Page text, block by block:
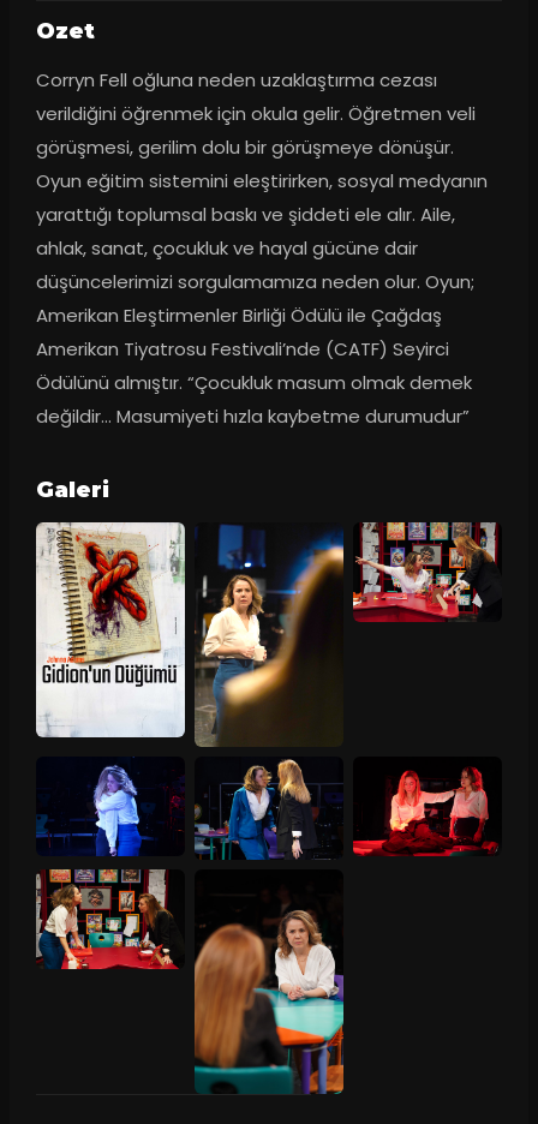
Ozet
Corryn Fell oğluna neden uzaklaştırma cezası
verildiğini öğrenmek için okula gelir. Öğretmen veli
görüşmesi, gerilim dolu bir görüşmeye dönüşür.
Oyun eğitim sistemini eleştirirken, sosyal medyanın
yarattığı toplumsal baskı ve şiddeti ele alır. Aile,
ahlak, sanat, çocukluk ve hayal gücüne dair
düşüncelerimizi sorgulamamıza neden olur. Oyun;
Amerikan Eleştirmenler Birliği Ödülü ile Çağdaş
Amerikan Tiyatrosu Festivali’nde (CATF) Seyirci
Ödülünü almıştır. “Çocukluk masum olmak demek
değildir... Masumiyeti hızla kaybetme durumudur”
Galeri